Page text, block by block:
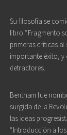
Su filosofía se
libro “Fragmento
primeras críticas
importante éxito,
detractores.
Bentham fue
surgida de la
las ideas
“Introducción a